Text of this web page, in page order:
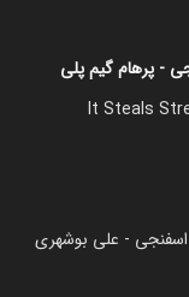
- پرهام گیم پلی
It Steals
اسفنجی - علی بوشهری